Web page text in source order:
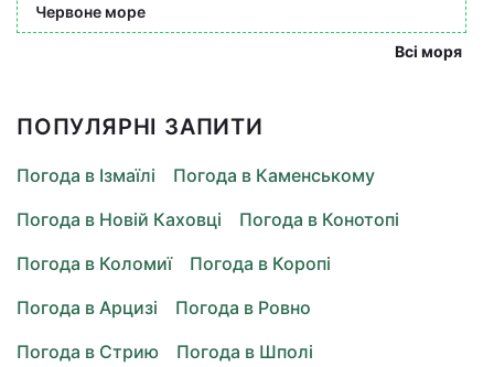
Червоне море
Всі моря
ПОПУЛЯРНІ ЗАПИТИ
Погода в Ізмаїлі
Погода в Каменському
Погода в Новій Каховці
Погода в Конотопі
Погода в Коломиї
Погода в Коропі
Погода в Арцизі
Погода в Ровно
Погода в Стрию
Погода в Шполі